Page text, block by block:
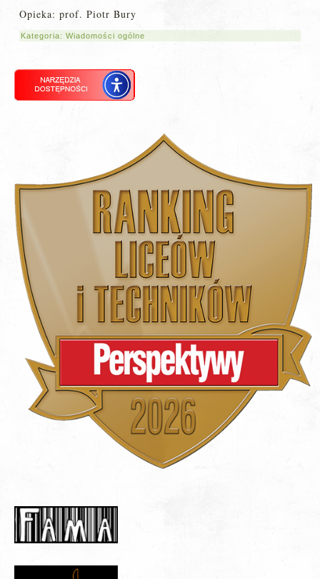
Opieka: prof. Piotr Bury
Kategoria:Wiadomości ogólne